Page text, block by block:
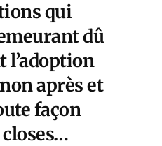
qui
dû
l’adoption
après et
façon